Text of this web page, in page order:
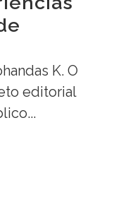
K. O
editorial